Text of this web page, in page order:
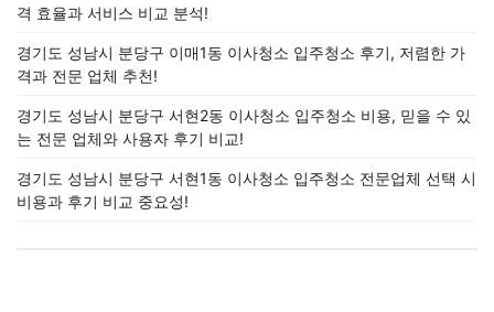
격 효율과 서비스 비교 분석!
경기도 성남시 분당구 이매1동 이사청소 입주청소 후기, 저렴한 가
격과 전문 업체 추천!
경기도 성남시 분당구 서현2동 이사청소 입주청소 비용, 믿을 수 있
는 전문 업체와 사용자 후기 비교!
경기도 성남시 분당구 서현1동 이사청소 입주청소 전문업체 선택 시
비용과 후기 비교 중요성!